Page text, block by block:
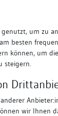
genutzt, um zu
besten
können, um
steigern.
wir Ihnen
Kirchberg
17/1
88471
Laupheim